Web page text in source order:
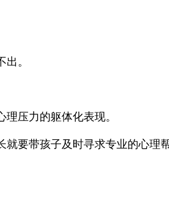
。
压力的躯体化表现。
就要带孩子及时寻求专业的心理